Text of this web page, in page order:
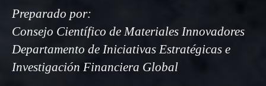
Preparado por:
Consejo Científico de Materiales Innovadores
Departamento de Iniciativas Estratégicas e
Investigación Financiera Global